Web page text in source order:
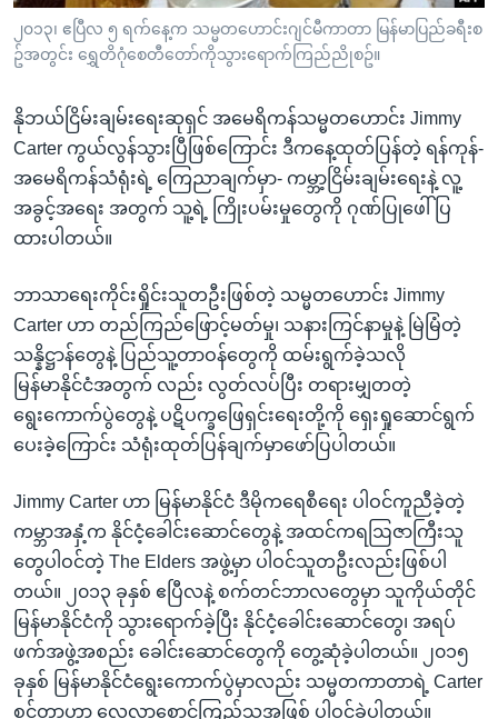
ရန်
ရှာဖွေ
ရန်
သို့
ကျော်
ရန်
ဘာသာစကားများ
၂၀၁၃၊ ဧပြီလ ၅ ရက်နေ့က သမ္မတဟောင်းဂျင်မီကာတာ မြန်မာပြည်ခရီးစ
ဥ်အတွင်း ရွှေတိဂုံစေတီတော်ကိုသွားရောက်ကြည်ညိုစဥ်။
နိုဘယ်ငြိမ်းချမ်းရေးဆုရှင် အမေရိကန်သမ္မတဟောင်း Jimmy
Carter ကွယ်လွန်သွားပြီဖြစ်ကြောင်း ဒီကနေ့ထုတ်ပြန်တဲ့ ရန်ကုန်-
အမေရိကန်သံရုံးရဲ့ ကြေညာချက်မှာ- ကမ္ဘာ့ငြိမ်းချမ်းရေးနဲ့ လူ့
အခွင့်အရေး အတွက် သူ့ရဲ့ ကြိုးပမ်းမှုတွေကို ဂုဏ်ပြုဖေါ်ပြ
ထားပါတယ်။
ဘာသာရေးကိုင်းရှိုင်းသူတဦးဖြစ်တဲ့ သမ္မတဟောင်း Jimmy
Carter ဟာ တည်ကြည်ဖြောင့်မတ်မှု၊ သနားကြင်နာမှုနဲ့ မြဲမြံတဲ့
သန္နိဋ္ဌာန်တွေနဲ့ ပြည်သူ့တာဝန်တွေကို ထမ်းရွက်ခဲ့သလို
မြန်မာနိုင်ငံအတွက် လည်း လွတ်လပ်ပြီး တရားမျှတတဲ့
ရွေးကောက်ပွဲတွေနဲ့ ပဋိပက္ခဖြေရှင်းရေးတို့ကို ရှေးရှုဆောင်ရွက်
ပေးခဲ့ကြောင်း သံရုံးထုတ်ပြန်ချက်မှာဖော်ပြပါတယ်။
Jimmy Carter ဟာ မြန်မာနိုင်ငံ ဒီမိုကရေစီရေး ပါဝင်ကူညီခဲ့တဲ့
ကမ္ဘာအနှံ့က နိုင်ငံ့ခေါင်းဆောင်တွေနဲ့ အထင်ကရဩဇာကြီးသူ
တွေပါဝင်တဲ့ The Elders အဖွဲ့မှာ ပါဝင်သူတဦးလည်းဖြစ်ပါ
တယ်။ ၂၀၁၃ ခုနှစ် ဧပြီလနဲ့ စက်တင်ဘာလတွေမှာ သူကိုယ်တိုင်
မြန်မာနိုင်ငံကို သွားရောက်ခဲ့ပြီး နိုင်ငံ့ခေါင်းဆောင်တွေ၊ အရပ်
ဖက်အဖွဲ့အစည်း ခေါင်းဆောင်တွေကို တွေ့ဆုံခဲ့ပါတယ်။ ၂၀၁၅
ခုနှစ် မြန်မာနိုင်ငံရွေးကောက်ပွဲမှာလည်း သမ္မတကာတာရဲ့ Carter
စင်တာဟာ လေ့လာစောင့်ကြည့်သူအဖြစ် ပါဝင်ခဲ့ပါတယ်။